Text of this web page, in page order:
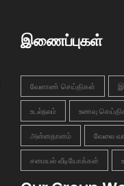
இணைப்புகள்
வேளாண் செய்திகள்
உடல்நலம் உணவு
அன்னதானம் வேலை
சமையல் வீடியோக்கள்